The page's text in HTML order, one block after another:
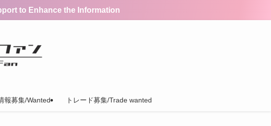
to Enhance the Information
報募集/Wanted トレード募集/Trade wanted